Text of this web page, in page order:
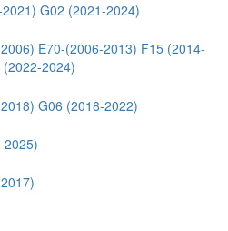
G02 (2021-2024)
E70-(2006-2013) F15 (2014-
(2022-2024)
G06 (2018-2022)
2025)